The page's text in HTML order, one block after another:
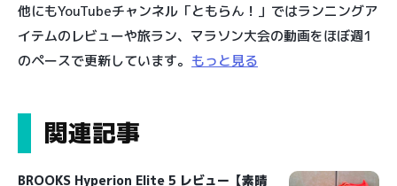
他にもYouTubeチャンネル「ともらん！」ではランニングア
イテムのレビューや旅ラン、マラソン大会の動画をほぼ週1
のペースで更新しています。 もっと見る
関連記事
BROOKS Hyperion Elite 5 レビュー【素晴